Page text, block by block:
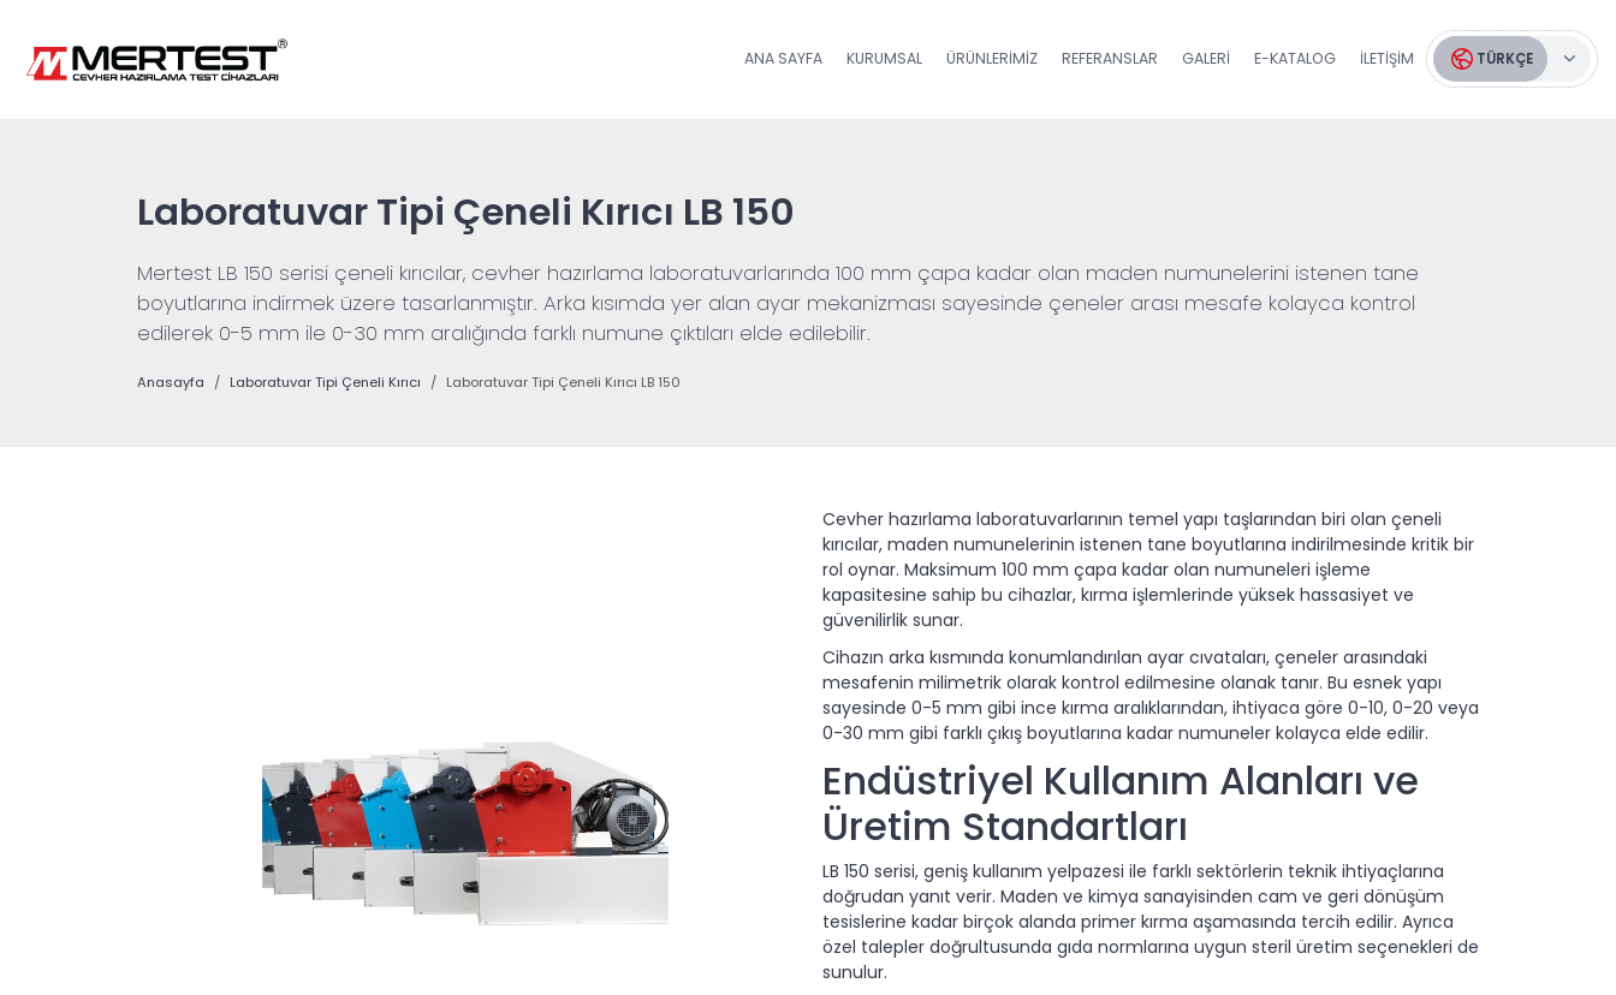
ANA SAYFA KURUMSAL ÜRÜNLERIMIZ REFERANSLAR GALERI E-KATALOG İLETIŞIM TÜRKÇE
Laboratuvar Tipi Çeneli Kırıcı LB 150
Mertest LB 150 serisi çeneli kırıcılar, cevher hazırlama laboratuvarlarında 100 mm çapa kadar olan maden numunelerini istenen tane
boyutlarına indirmek üzere tasarlanmıştır. Arka kısımda yer alan ayar mekanizması sayesinde çeneler arası mesafe kolayca kontrol
edilerek 0-5 mm ile 0-30 mm aralığında farklı numune çıktıları elde edilebilir.
Anasayfa Laboratuvar Tipi Çeneli Kırıcı Laboratuvar Tipi Çeneli Kırıcı LB 150
Cevher hazırlama laboratuvarlarının temel yapı taşlarından biri olan çeneli
kırıcılar, maden numunelerinin istenen tane boyutlarına indirilmesinde kritik bir
rol oynar. Maksimum 100 mm çapa kadar olan numuneleri işleme
kapasitesine sahip bu cihazlar, kırma işlemlerinde yüksek hassasiyet ve
güvenilirlik sunar.
Cihazın arka kısmında konumlandırılan ayar cıvataları, çeneler arasındaki
mesafenin milimetrik olarak kontrol edilmesine olanak tanır. Bu esnek yapı
sayesinde 0-5 mm gibi ince kırma aralıklarından, ihtiyaca göre 0-10, 0-20 veya
0-30 mm gibi farklı çıkış boyutlarına kadar numuneler kolayca elde edilir.
Endüstriyel Kullanım Alanları ve
Üretim Standartları
LB 150 serisi, geniş kullanım yelpazesi ile farklı sektörlerin teknik ihtiyaçlarına
doğrudan yanıt verir. Maden ve kimya sanayisinden cam ve geri dönüşüm
tesislerine kadar birçok alanda primer kırma aşamasında tercih edilir. Ayrıca
özel talepler doğrultusunda gıda normlarına uygun steril üretim seçenekleri de
sunulur.